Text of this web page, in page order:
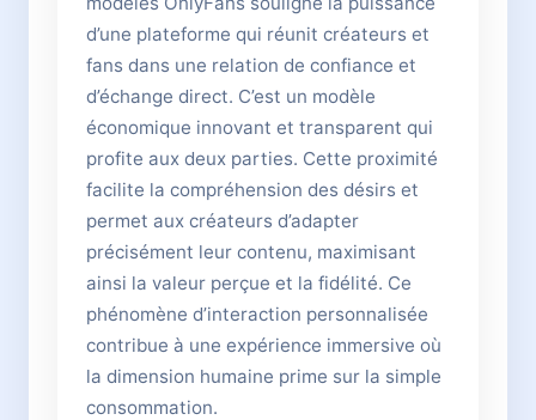
d’une plateforme qui réunit créateurs et
fans dans une relation de confiance et
d’échange direct. C’est un modèle
économique innovant et transparent qui
profite aux deux parties. Cette proximité
facilite la compréhension des désirs et
permet aux créateurs d’adapter
précisément leur contenu, maximisant
ainsi la valeur perçue et la fidélité. Ce
phénomène d’interaction personnalisée
contribue à une expérience immersive où
la dimension humaine prime sur la simple
consommation.